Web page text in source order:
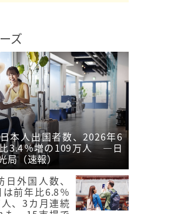
ズ
本人出国者数、2026年6
3.4％増の109万人 ―日
局（速報）
日外国人数、
前年比6.8％
、3カ月連続